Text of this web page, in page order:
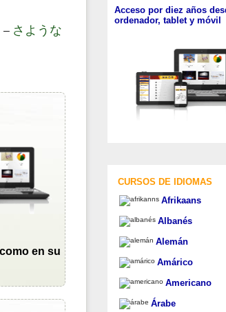
– さような
en su
Acceso por diez años
ordenador, tablet y móvil
CURSOS DE IDIOMAS
Afrikaans
Albanés
Alemán
Amárico
Americano
Árabe